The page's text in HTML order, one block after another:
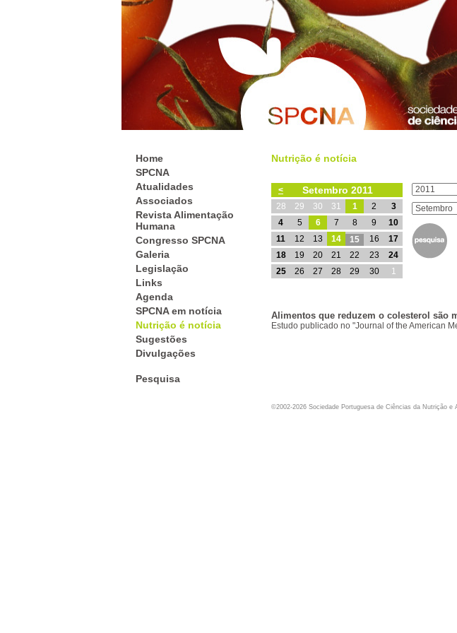
Home
SPCNA
Atualidades
Associados
Revista Alimentação
Humana
Congresso SPCNA
Galeria
Legislação
Links
Agenda
SPCNA em notícia
Nutrição é notícia
Sugestões
Divulgações
Pesquisa
Nutrição é notícia
< Setembro 2011
28 29 30 31 1 2
3
4
5 6 7 8 9
10
11
12 13 14 15 16
17
18
19 20 21 22 23
24
25
26 27 28 29 30 1
Alimentos que reduzem o colesterol são
Estudo publicado no "Journal of the American
©2002-2026 Sociedade Portuguesa de Ciências da Nutrição